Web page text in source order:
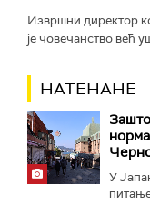
Извршни директор
је човечанство већ
НАТЕНАНЕ
У